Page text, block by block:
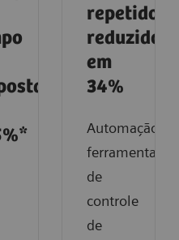
repetidos
reduzidos
em
34%
Automação,
ferramentas
de
controle
de